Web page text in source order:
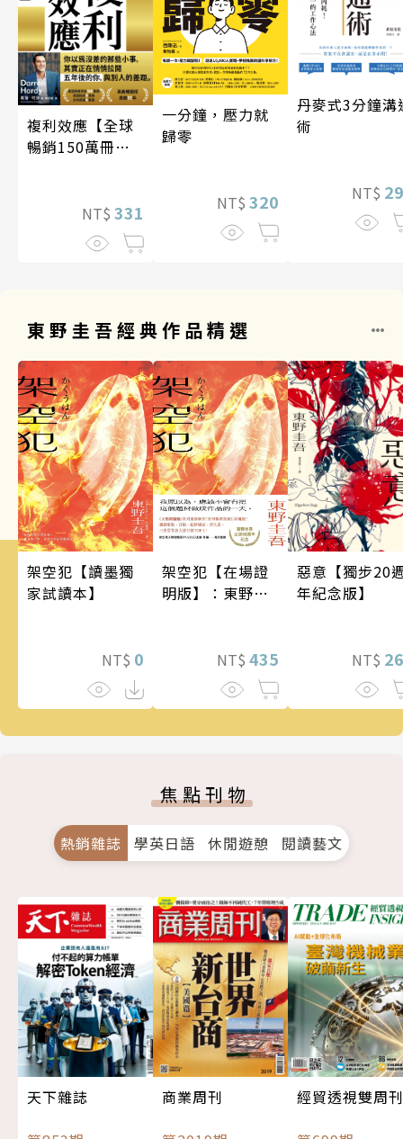
複利效應【全球
暢銷150萬冊・
NT$ 331
一分鐘，壓力就
歸零
NT$ 320
丹麥式3分鐘溝
術
NT$
東野圭吾經典作品精選
架空犯【讀墨獨
家試讀本】
NT$ 0
架空犯【在場證
明版】：東野圭
蝠》系列重磅新
NT$ 435
惡意【獨步20
年紀念版】
NT$
焦點刊物
熱銷雜誌 學英日語 休閒遊憩 閱讀藝文
天下雜誌
商業周刊
經貿透視雙周刊